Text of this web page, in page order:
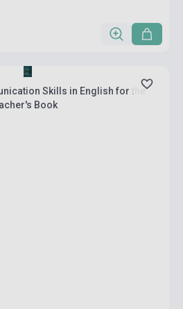
Skills in English for the
Book